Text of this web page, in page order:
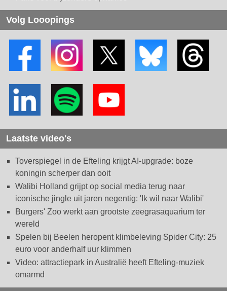
Volg Looopings
Laatste video's
Toverspiegel in de Efteling krijgt AI-upgrade: boze
koningin scherper dan ooit
Walibi Holland grijpt op social media terug naar
iconische jingle uit jaren negentig: 'Ik wil naar Walibi'
Burgers' Zoo werkt aan grootste zeegrasaquarium ter
wereld
Spelen bij Beelen heropent klimbeleving Spider City: 25
euro voor anderhalf uur klimmen
Video: attractiepark in Australië heeft Efteling-muziek
omarmd